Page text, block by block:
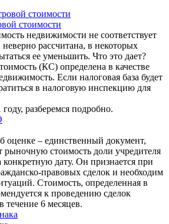
стоимости
недвижимости не соответствует
рассчитана, в некоторых
ее уменьшить. Что это дает?
(КС) определена в качестве
Если налоговая база будет
в налоговую инспекцию для
разберемся подробно.
оценке – единственный документ,
рыночную стоимость доли учредителя
дату. Он признается при
правовых сделок и необходим
Стоимость, определенная в
к проведению сделок
6 месяцев.